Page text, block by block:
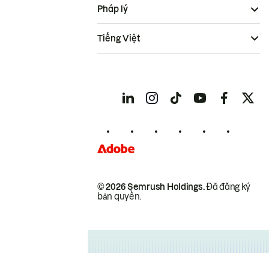
© 2026 Semrush Holdings.Đã đăng ký
bản quyền.
Pháp lý
Tiếng Việt